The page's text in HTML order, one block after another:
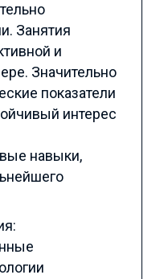
Занятия
и
Значительно
показатели
интерес
навыки,